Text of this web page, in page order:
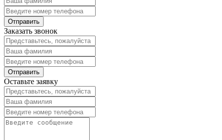
Заказать звонок
Оставьте заявку